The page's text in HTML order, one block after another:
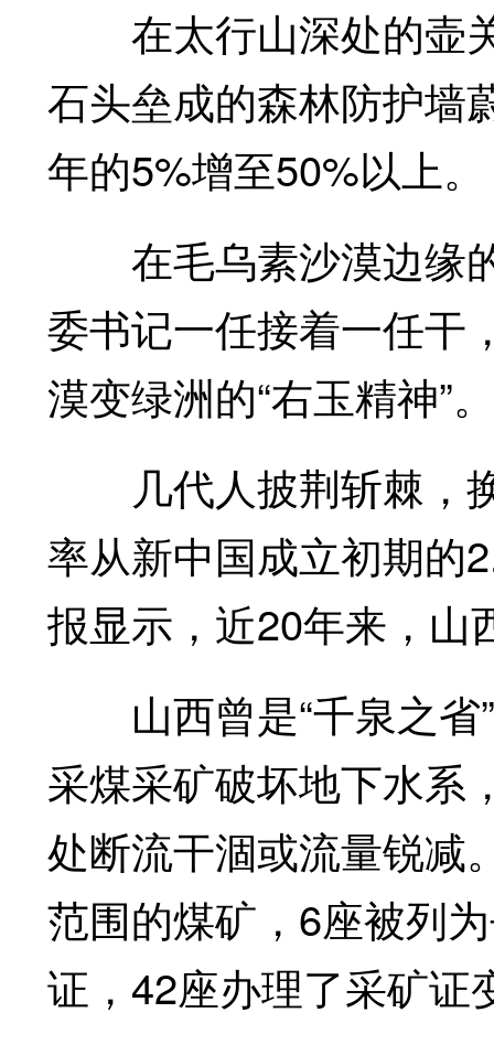
在太行山深处的壶
石头垒成的森林防护墙
年的5%增至50%以上。
在毛乌素沙漠边缘
委书记一任接着一任干
漠变绿洲的“右玉精神”。
几代人披荆斩棘，
率从新中国成立初期的
报显示，近20年来，山
山西曾是“千泉之省”
采煤采矿破坏地下水系
处断流干涸或流量锐减
范围的煤矿，6座被列
证，42座办理了采矿证